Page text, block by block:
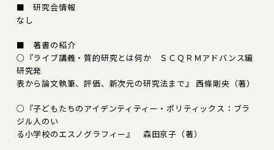
■ 研究会情報
なし
■ 著書の紹介
○『ライブ講義・質的研究とは何か ＳＣＱＲＭアドバンス編――
研究発
表から論文執筆、評価、新次元の研究法まで』 西條剛央（著）
○『子どもたちのアイデンティティー・ポリティックス：ブラ
ジル人のい
る小学校のエスノグラフィー』 森田京子（著）